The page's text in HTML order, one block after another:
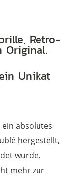
Menge
Retro-
Original.
Unikat
ein absolutes
hergestellt,
wurde.
mehr zur